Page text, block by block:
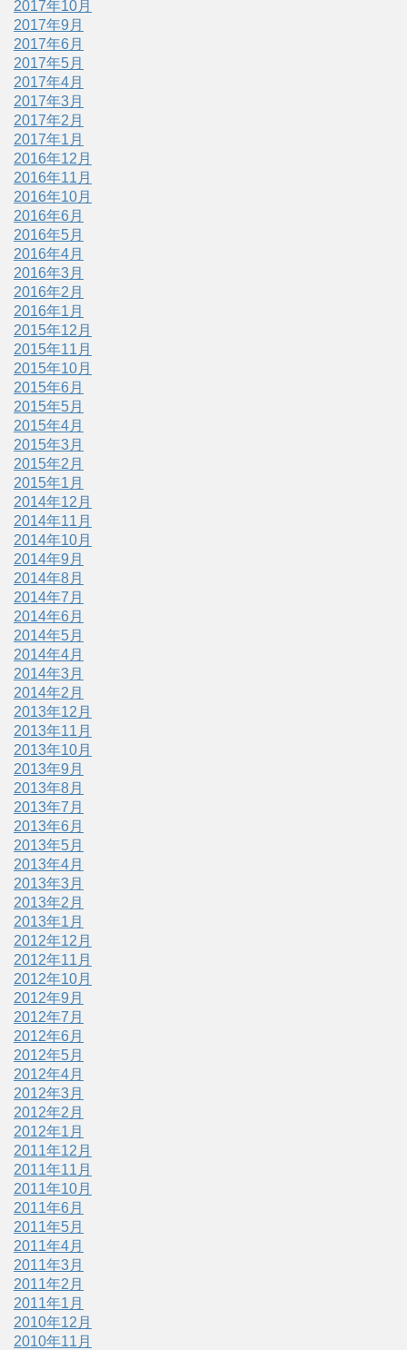
2017年10月
2017年9月
2017年6月
2017年5月
2017年4月
2017年3月
2017年2月
2017年1月
2016年12月
2016年11月
2016年10月
2016年6月
2016年5月
2016年4月
2016年3月
2016年2月
2016年1月
2015年12月
2015年11月
2015年10月
2015年6月
2015年5月
2015年4月
2015年3月
2015年2月
2015年1月
2014年12月
2014年11月
2014年10月
2014年9月
2014年8月
2014年7月
2014年6月
2014年5月
2014年4月
2014年3月
2014年2月
2013年12月
2013年11月
2013年10月
2013年9月
2013年8月
2013年7月
2013年6月
2013年5月
2013年4月
2013年3月
2013年2月
2013年1月
2012年12月
2012年11月
2012年10月
2012年9月
2012年7月
2012年6月
2012年5月
2012年4月
2012年3月
2012年2月
2012年1月
2011年12月
2011年11月
2011年10月
2011年6月
2011年5月
2011年4月
2011年3月
2011年2月
2011年1月
2010年12月
2010年11月